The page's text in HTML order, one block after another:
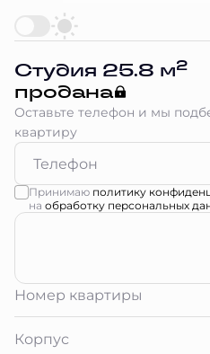
Студия 25.8 м2
продана
Оставьте телефон и мы
квартиру
Принимаю политику
на обработку персональных
Номер квартиры
Корпус